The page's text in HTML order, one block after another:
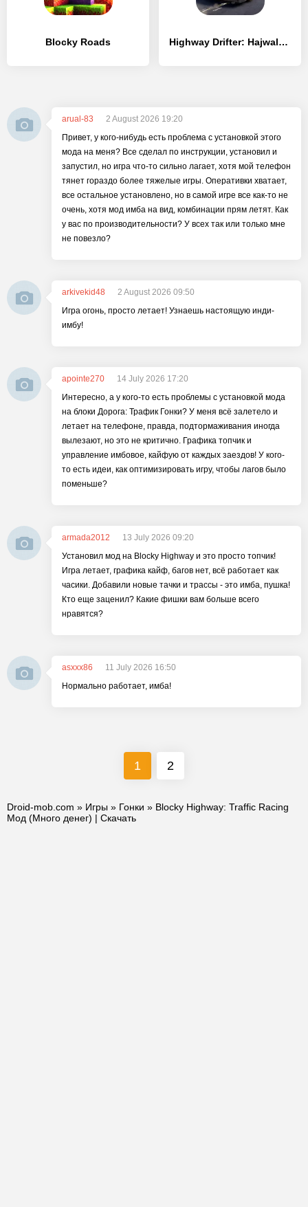
Blocky Roads Highway Drifter: Hajwala Drift
arual-83
2 August 2026 19:20
Привет, у кого-нибудь есть проблема с установкой этого
мода на меня? Все сделал по инструкции, установил и
запустил, но игра что-то сильно лагает, хотя мой телефон
тянет гораздо более тяжелые игры. Оперативки хватает,
все остальное установлено, но в самой игре все как-то не
очень, хотя мод имба на вид, комбинации прям летят. Как
у вас по производительности? У всех так или только мне
не повезло?
arkivekid48
2 August 2026 09:50
Игра огонь, просто летает! Узнаешь настоящую инди-
имбу!
apointe270
14 July 2026 17:20
Интересно, а у кого-то есть проблемы с установкой мода
на блоки Дорога: Трафик Гонки? У меня всё залетело и
летает на телефоне, правда, подтормаживания иногда
вылезают, но это не критично. Графика топчик и
управление имбовое, кайфую от каждых заездов! У кого-
то есть идеи, как оптимизировать игру, чтобы лагов было
поменьше?
armada2012
13 July 2026 09:20
Установил мод на Blocky Highway и это просто топчик!
Игра летает, графика кайф, багов нет, всё работает как
часики. Добавили новые тачки и трассы - это имба, пушка!
Кто еще заценил? Какие фишки вам больше всего
нравятся?
asxxx86
11 July 2026 16:50
Нормально работает, имба!
1 2
Droid-mob.com » Игры » Гонки » Blocky Highway: Traffic Racing
Мод (Много денег) | Скачать